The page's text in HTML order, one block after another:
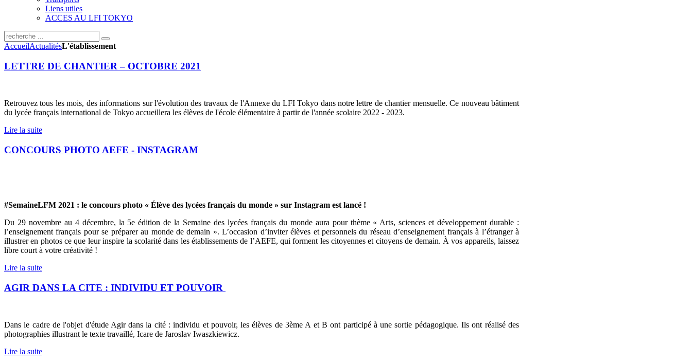
Liens utiles
ACCES AU LFI TOKYO
AccueilActualitésL'établissement
LETTRE DE CHANTIER – OCTOBRE 2021
Retrouvez tous les mois, des informations sur l'évolution des travaux de l'Annexe du LFI Tokyo dans notre lettre de chantier mensuelle. Ce nouveau bâtiment
du lycée français international de Tokyo accueillera les élèves de l'école élémentaire à partir de l'année scolaire 2022 - 2023.
Lire la suite
CONCOURS PHOTO AEFE - INSTAGRAM
#SemaineLFM 2021 : le concours photo « Élève des lycées français du monde » sur Instagram est lancé !
Du 29 novembre au 4 décembre, la 5e édition de la Semaine des lycées français du monde aura pour thème « Arts, sciences et développement durable :
l’enseignement français pour se préparer au monde de demain ». L’occasion d’inviter élèves et personnels du réseau d’enseignement français à l’étranger à
illustrer en photos ce que leur inspire la scolarité dans les établissements de l’AEFE, qui forment les citoyennes et citoyens de demain. À vos appareils, laissez
libre court à votre créativité !
Lire la suite
AGIR DANS LA CITE : INDIVIDU ET POUVOIR
Dans le cadre de l'objet d'étude Agir dans la cité : individu et pouvoir, les élèves de 3ème A et B ont participé à une sortie pédagogique. Ils ont réalisé des
photographies illustrant le texte travaillé, Icare de Jaroslav Iwaszkiewicz.
Lire la suite